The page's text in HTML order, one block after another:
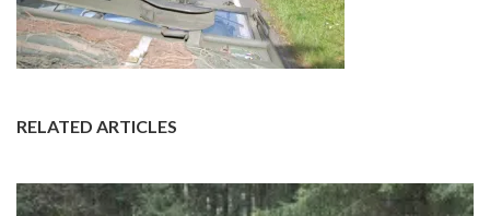
RELATED ARTICLES